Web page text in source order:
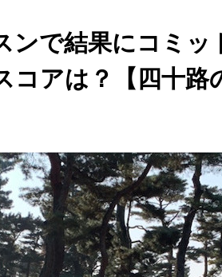
ンで結果にコミッ
コアは？【四十路